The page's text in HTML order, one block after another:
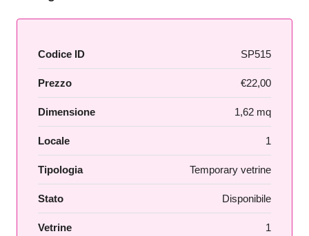
Codice ID SP515
Prezzo €22,00
Dimensione 1,62 mq
Locale 1
Tipologia Temporary vetrine
Stato Disponibile
Vetrine 1